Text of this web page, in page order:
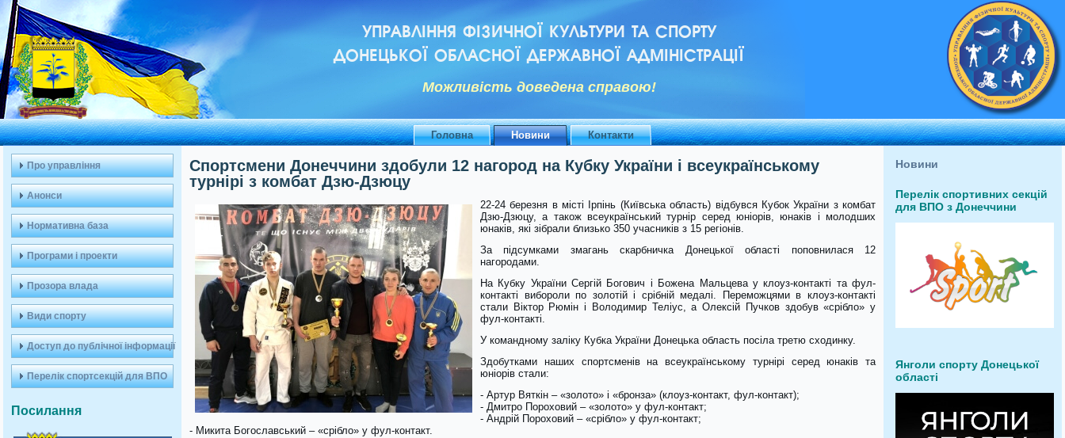
УПРАВЛІННЯ ФІЗИЧНОЇ КУЛЬТУРИ ТА СПОРТУ
ДОНЕЦЬКОЇ ОБЛАСНОЇ ДЕРЖАВНОЇ АДМІНІСТРАЦІЇ
Можливiсть доведена справою!
Головна Новини Контакти
Про управління
Анонси
Нормативна база
Програми і проекти
Прозора влада
Види спорту
Доступ до публічної інформації
Перелік спортсекцій для ВПО
Посилання
Спортсмени Донеччини здобули 12 нагород на Кубку України і всеукраїнському
турнірі з комбат Дзю-Дзюцу
22-24 березня в місті Ірпінь (Київська область) відбувся Кубок України з комбат
Дзю-Дзюцу, а також всеукраїнський турнір серед юніорів, юнаків і молодших
юнаків, які зібрали близько 350 учасників з 15 регіонів.
За підсумками змагань скарбничка Донецької області поповнилася 12
нагородами.
На Кубку України Сергій Богович і Божена Мальцева у клоуз-контакті та фул-
контакті вибороли по золотій і срібній медалі. Переможцями в клоуз-контакті
стали Віктор Рюмін і Володимир Теліус, а Олексій Пучков здобув «срібло» у
фул-контакті.
У командному заліку Кубка України Донецька область посіла третю сходинку.
Здобутками наших спортсменів на всеукраїнському турнірі серед юнаків та
юніорів стали:
- Артур Вяткін – «золото» і «бронза» (клоуз-контакт, фул-контакт);
- Дмитро Пороховий – «золото» у фул-контакт;
- Андрій Пороховий – «срібло» у фул-контакт;
- Микита Богославський – «срібло» у фул-контакт.
Новини
Перелік спортивних секцій
для ВПО з Донеччини
Янголи спорту Донецької
області